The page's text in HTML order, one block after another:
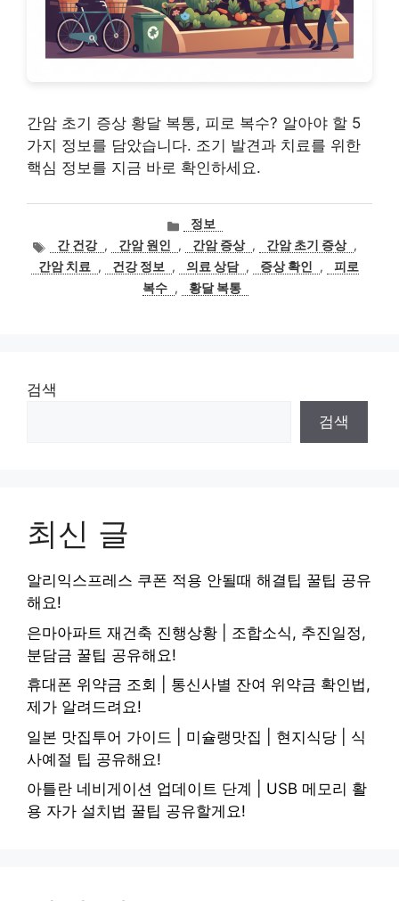
간암 초기 증상 황달 복통, 피로 복수? 알아야 할 5
가지 정보를 담았습니다. 조기 발견과 치료를 위한
핵심 정보를 지금 바로 확인하세요.
카
테
고
리
정보
태
그
간 건강 , 간암 원인 , 간암 증상 , 간암 초기 증상 ,
간암 치료
, 건강 정보 , 의료 상담 , 증상 확인 ,
피로
복수 , 황달 복통
검색
검색
최신 글
알리익스프레스 쿠폰 적용 안될때 해결팁 꿀팁 공유
해요!
은마아파트 재건축 진행상황 | 조합소식, 추진일정,
분담금 꿀팁 공유해요!
휴대폰 위약금 조회 | 통신사별 잔여 위약금 확인법,
제가 알려드려요!
일본 맛집투어 가이드 | 미슐랭맛집 | 현지식당 | 식
사예절 팁 공유해요!
아틀란 네비게이션 업데이트 단계 | USB 메모리 활
용 자가 설치법 꿀팁 공유할게요!